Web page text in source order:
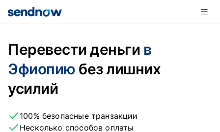
Перевести деньги в
Эфиопию без лишних
усилий
100% безопасные транзакции
Несколько способов оплаты